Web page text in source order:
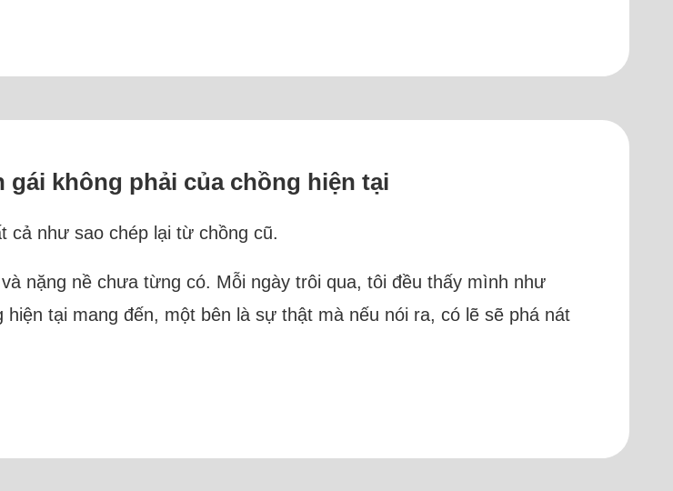
không phải của chồng hiện tại
cả như sao chép lại từ chồng cũ.
nặng nề chưa từng có. Mỗi ngày trôi qua, tôi đều thấy mình như
tại mang đến, một bên là sự thật mà nếu nói ra, có lẽ sẽ phá nát